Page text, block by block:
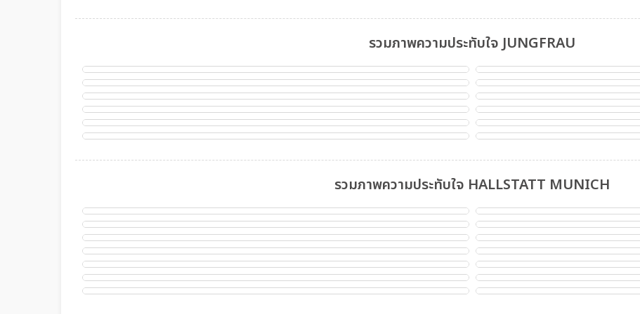
รวมภาพความประทับใจ JUNGFRAU
รวมภาพความประทับใจ HALLSTATT MUNICH